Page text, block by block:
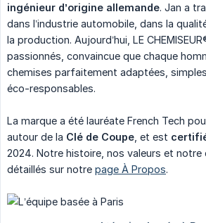
ingénieur d’origine allemande. Jan a
dans l’industrie automobile, dans la
la production. Aujourd’hui, LE
passionnés, convaincue que chaque
chemises parfaitement adaptées,
éco-responsables.
La marque a été lauréate French Tech
autour de la Clé de Coupe , et est
2024. Notre histoire, nos valeurs et notre
détaillés sur notre page À Propos.